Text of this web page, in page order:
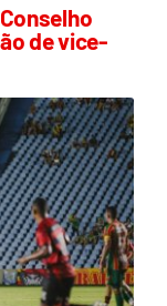
de vice-